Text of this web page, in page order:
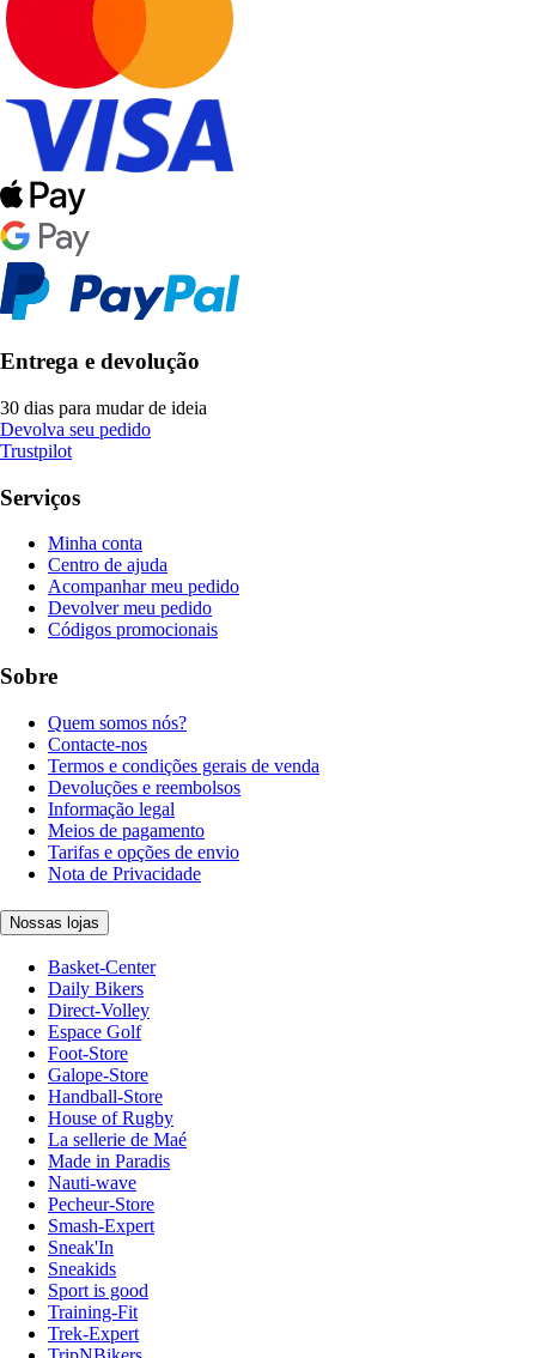
Entrega e devolução
30 dias para mudar de ideia
Devolva seu pedido
Trustpilot
Serviços
Minha conta
Centro de ajuda
Acompanhar meu pedido
Devolver meu pedido
Códigos promocionais
Sobre
Quem somos nós?
Contacte-nos
Termos e condições gerais de venda
Devoluções e reembolsos
Informação legal
Meios de pagamento
Tarifas e opções de envio
Nota de Privacidade
Nossas lojas
Basket-Center
Daily Bikers
Direct-Volley
Espace Golf
Foot-Store
Galope-Store
Handball-Store
House of Rugby
La sellerie de Maé
Made in Paradis
Nauti-wave
Pecheur-Store
Smash-Expert
Sneak'In
Sneakids
Sport is good
Training-Fit
Trek-Expert